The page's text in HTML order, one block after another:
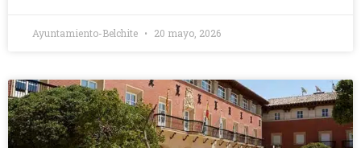
Ayuntamiento-Belchite 20 mayo, 2026